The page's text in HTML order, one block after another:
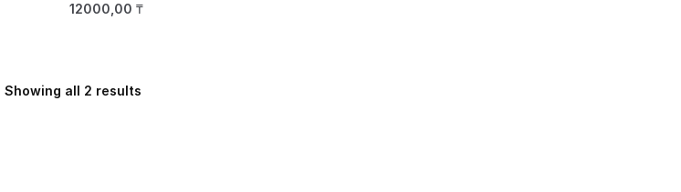
12000,00 ₸
Showing all 2 results